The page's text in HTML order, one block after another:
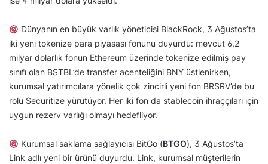
Dünyanın en büyük varlık yöneticisi BlackRock, 3 Ağustos’ta
iki yeni tokenize para piyasası fonunu duyurdu: mevcut 6,2
milyar dolarlık fonun Ethereum üzerinde tokenize edilmiş pay
sınıfı olan BSTBL’de transfer acenteliğini BNY üstlenirken,
kurumsal yatırımcılara yönelik çok zincirli yeni fon BRSRV’de bu
rolü Securitize yürütüyor. Her iki fon da stablecoin ihraççıları için
uygun rezerv varlığı olmayı hedefliyor.
Kurumsal saklama sağlayıcısı BitGo (BTGO), 3 Ağustos’ta
Link adlı yeni bir ürünü duyurdu. Link, kurumsal müşterilerin